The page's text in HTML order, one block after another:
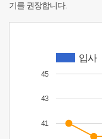
기를 권장합니다.
입사
41
43
45